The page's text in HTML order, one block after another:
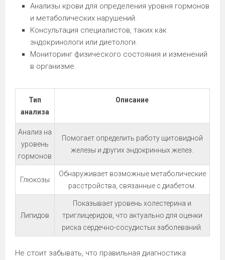
Анализы крови для определения уровня гормонов
и метаболических нарушений.
Консультация специалистов, таких как
эндокринологи или диетологи.
Мониторинг физического состояния и изменений
в организме.
Тип
анализа
Описание
Анализ на
уровень
гормонов
Помогает определить работу щитовидной
железы и других эндокринных желез.
Глюкозы
Обнаруживает возможные метаболические
расстройства, связанные с диабетом.
Липидов
Показывает уровень холестерина и
триглицеридов, что актуально для оценки
риска сердечно-сосудистых заболеваний.
Не стоит забывать, что правильная диагностика